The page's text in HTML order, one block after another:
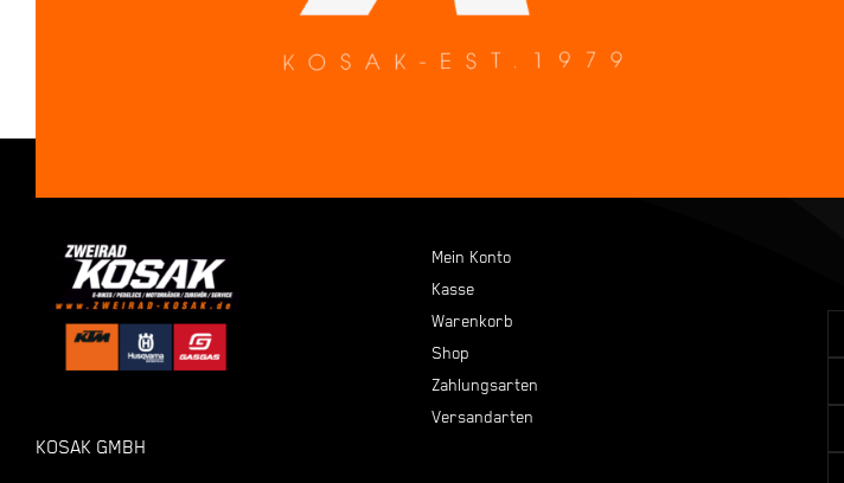
KOSAK GMBH
Mein Konto
Kasse
Warenkorb
Shop
Zahlungsarten
Versandarten